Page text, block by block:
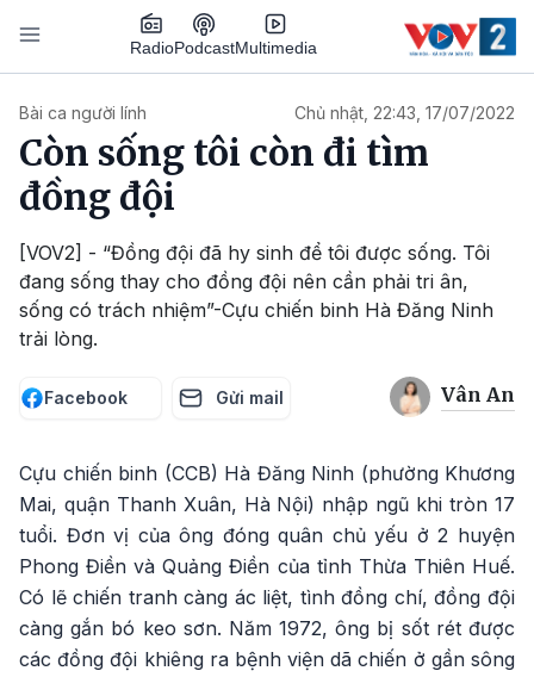
Nhảy đến nội dung
RadioPodcastMultimedia
Bài ca người lính Chủ nhật, 22:43, 17/07/2022
Còn sống tôi còn đi tìm
đồng đội
[VOV2] - “Đồng đội đã hy sinh để tôi được sống. Tôi
đang sống thay cho đồng đội nên cần phải tri ân,
sống có trách nhiệm”-Cựu chiến binh Hà Đăng Ninh
trải lòng.
Facebook Gửi mail Vân An
Cựu chiến binh (CCB) Hà Đăng Ninh (phường Khương
Mai, quận Thanh Xuân, Hà Nội) nhập ngũ khi tròn 17
tuổi. Đơn vị của ông đóng quân chủ yếu ở 2 huyện
Phong Điền và Quảng Điền của tỉnh Thừa Thiên Huế.
Có lẽ chiến tranh càng ác liệt, tình đồng chí, đồng đội
càng gắn bó keo sơn. Năm 1972, ông bị sốt rét được
các đồng đội khiêng ra bệnh viện dã chiến ở gần sông